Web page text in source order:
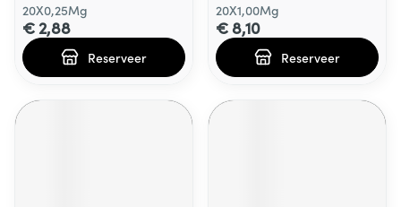
20X0,25Mg
€ 2,88
Reserveer
20X1,00Mg
€ 8,10
Reserveer